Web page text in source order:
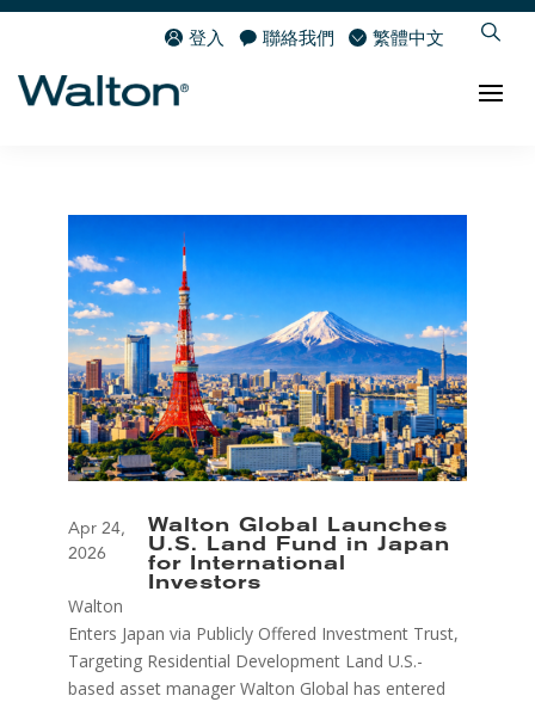
登入 聯絡我們 繁體中文
Walton Global Launches
U.S. Land Fund in Japan
for International
Investors
Apr 24,
2026
Walton
Enters Japan via Publicly Offered Investment Trust,
Targeting Residential Development Land U.S.-
based asset manager Walton Global has entered